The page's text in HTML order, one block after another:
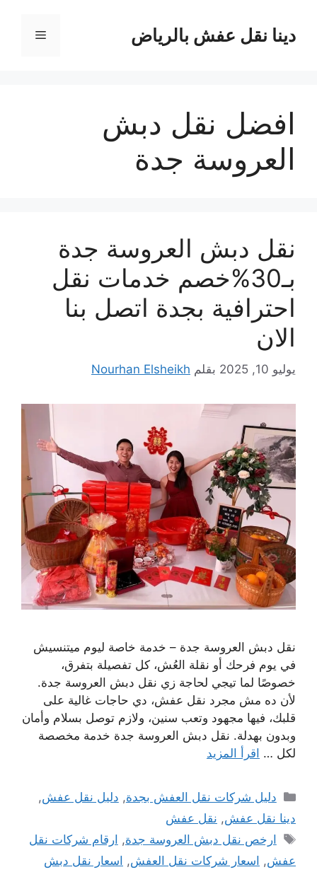
المحتوىدينا نقل عفش بالرياض القائمة
افضل نقل دبش
العروسة جدة
نقل دبش العروسة جدة
بـ30%خصم خدمات نقل
احترافية بجدة اتصل بنا
الان
يوليو 10, 2025 بقلم Nourhan Elsheikh
نقل دبش العروسة جدة – خدمة خاصة ليوم ميتنسيش
في يوم فرحك أو نقلة العُش، كل تفصيلة بتفرق،
خصوصًا لما تيجي لحاجة زي نقل دبش العروسة جدة.
لأن ده مش مجرد نقل عفش، دي حاجات غالية على
قلبك، فيها مجهود وتعب سنين، ولازم توصل بسلام وأمان
وبدون بهدلة. نقل دبش العروسة جدة خدمة مخصصة
لكل … اقرأ المزيد
التصنيفات
دليل شركات نقل العفش بجدة, دليل نقل عفش,
دينا نقل عفش, نقل عفش
الوسوم
ارخص نقل دبش العروسة جدة, ارقام شركات نقل
عفش, اسعار شركات نقل العفش, اسعار نقل دبش